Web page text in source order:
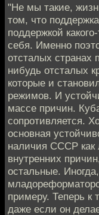
"Не мы такие,
том, что
поддержкой
себя. Именно
отсталых странах
нибудь отсталых
которые и
режимов. И
массе причин.
сопротивляется.
основная
наличия СССР как
внутренних
остальные.
примеру. Теперь к
даже если он